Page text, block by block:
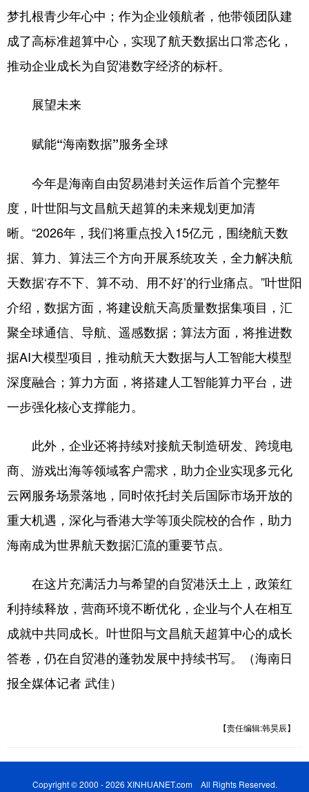
梦扎根青少年心中；作为企业领航者，他带领团队建
成了高标准超算中心，实现了航天数据出口常态化，
推动企业成长为自贸港数字经济的标杆。
展望未来
赋能“海南数据”服务全球
今年是海南自由贸易港封关运作后首个完整年
度，叶世阳与文昌航天超算的未来规划更加清
晰。“2026年，我们将重点投入15亿元，围绕航天数
据、算力、算法三个方向开展系统攻关，全力解决航
天数据‘存不下、算不动、用不好’的行业痛点。”叶世阳
介绍，数据方面，将建设航天高质量数据集项目，汇
聚全球通信、导航、遥感数据；算法方面，将推进数
据AI大模型项目，推动航天大数据与人工智能大模型
深度融合；算力方面，将搭建人工智能算力平台，进
一步强化核心支撑能力。
此外，企业还将持续对接航天制造研发、跨境电
商、游戏出海等领域客户需求，助力企业实现多元化
云网服务场景落地，同时依托封关后国际市场开放的
重大机遇，深化与香港大学等顶尖院校的合作，助力
海南成为世界航天数据汇流的重要节点。
在这片充满活力与希望的自贸港沃土上，政策红
利持续释放，营商环境不断优化，企业与个人在相互
成就中共同成长。叶世阳与文昌航天超算中心的成长
答卷，仍在自贸港的蓬勃发展中持续书写。（海南日
报全媒体记者 武佳）
【责任编辑:韩昊辰】
Copyright © 2000 - 2026 XINHUANET.com All Rights Reserved.